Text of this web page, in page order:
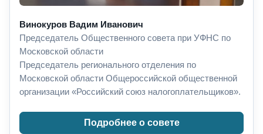
Винокуров Вадим Иванович
Председатель Общественного совета при УФНС по
Московской области
Председатель регионального отделения по
Московской области Общероссийской общественной
организации «Российский союз налогоплательщиков».
Подробнее о совете